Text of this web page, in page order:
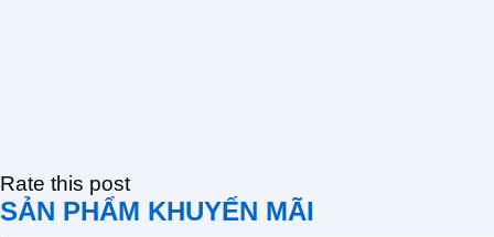
Rate this post
SẢN PHẨM KHUYẾN MÃI